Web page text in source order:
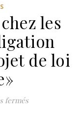
les
de loi
ferméssur Appel à la